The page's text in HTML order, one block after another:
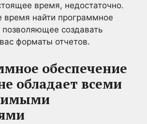
время, недостаточно.
время найти программное
позволяющее создавать
форматы отчетов.
обеспечение
обладает всеми